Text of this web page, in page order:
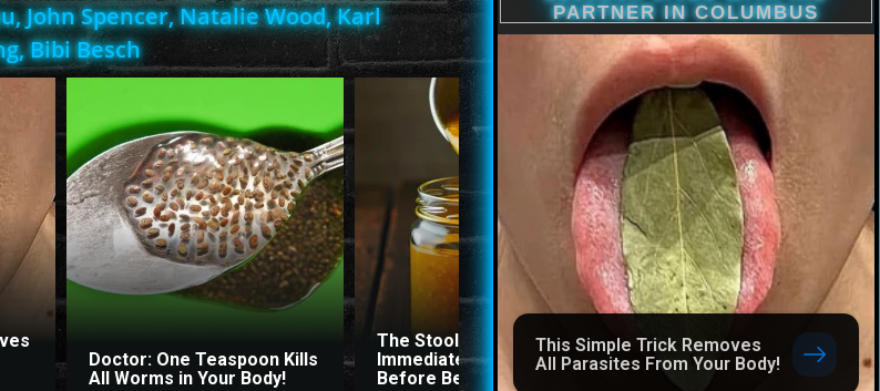
John Spencer, Natalie Wood, Karl
Bibi Besch
Doctor: One Teaspoon Kills
All Worms in Your Body!
The Stool Will Fly Out
Immediately If You Drink It
Before Bed
This Simple Trick
All Parasites From Your
This Simple Trick Removes
All Parasites From Your Body!